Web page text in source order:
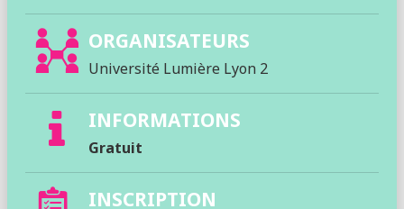
ORGANISATEURS
Université Lumière Lyon 2
INFORMATIONS
Gratuit
INSCRIPTION